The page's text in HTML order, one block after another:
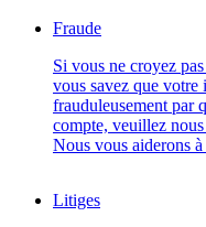
Fraude
Si vous ne croyez
vous savez que votre
frauduleusement par
compte, veuillez
Nous vous aiderons à
Litiges